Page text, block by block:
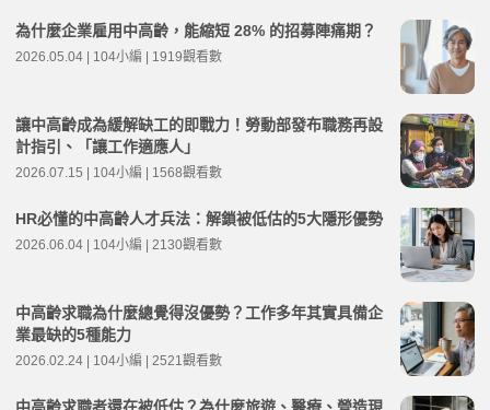
為什麼企業雇用中高齡，能縮短 28% 的招募陣痛期？
2026.05.04 | 104小編 | 1919觀看數
讓中高齡成為緩解缺工的即戰力！勞動部發布職務再設
計指引、「讓工作適應人」
2026.07.15 | 104小編 | 1568觀看數
HR必懂的中高齡人才兵法：解鎖被低估的5大隱形優勢
2026.06.04 | 104小編 | 2130觀看數
中高齡求職為什麼總覺得沒優勢？工作多年其實具備企
業最缺的5種能力
2026.02.24 | 104小編 | 2521觀看數